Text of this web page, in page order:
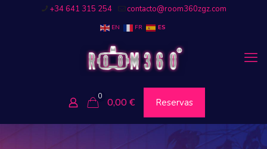
+34 641 315 254 contacto@room360zgz.com
EN FR ES
0 0,00€ Reservas